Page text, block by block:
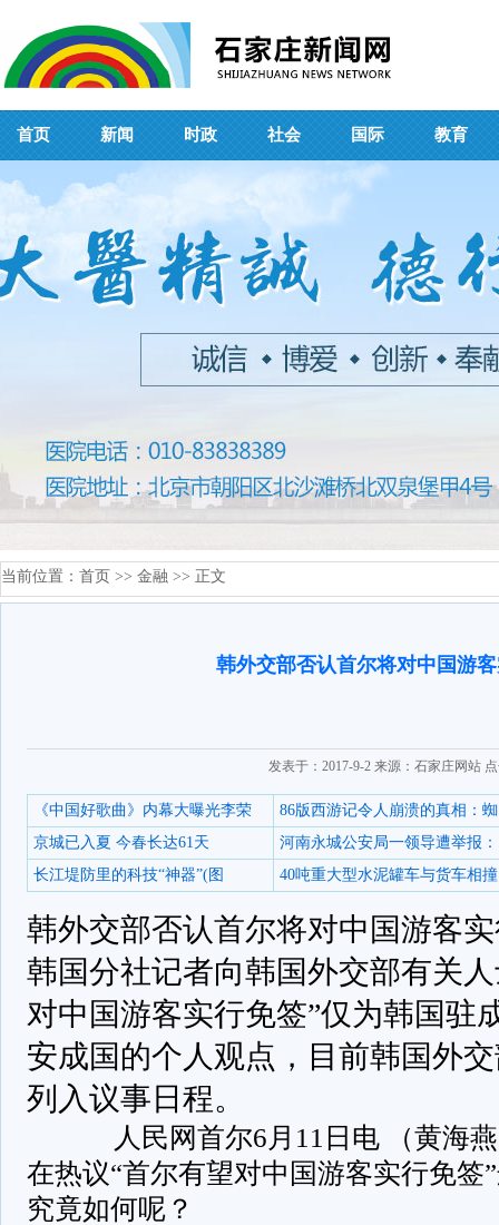
首页 新闻 时政 社会 国际 教育
当前位置： 首页 >> 金融 >> 正文
韩外交部否认首尔将对中国游
发表于：2017-9-2 来源：石家庄网站
《中国好歌曲》内幕大曝光李荣
86版西游记令人崩溃的真相：蜘
京城已入夏 今春长达61天
河南永城公安局一领导遭举报：
长江堤防里的科技“神器”(图
40吨重大型水泥罐车与货车相撞
韩外交部否认首尔将对中国游客
韩国分社记者向韩国外交部有关
对中国游客实行免签”仅为韩国驻
安成国的个人观点，目前韩国外
列入议事日程。
人民网首尔6月11日电 （黄海燕
在热议“首尔有望对中国游客实行免签
究竟如何呢？